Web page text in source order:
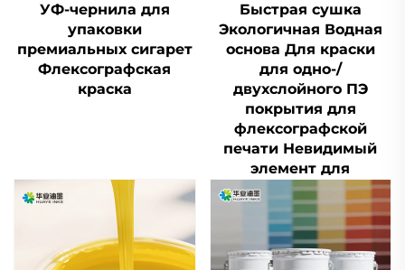
УФ-чернила для
упаковки
премиальных сигарет
Флексографская
краска
Быстрая сушка
Экологичная Водная
основа Для краски
для одно-/
двухслойного ПЭ
покрытия для
флексографской
печати Невидимый
элемент для